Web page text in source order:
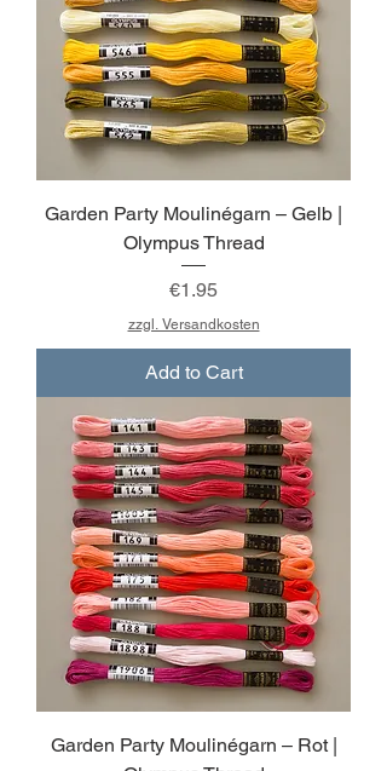
Garden Party Moulinégarn – Gelb |
Olympus Thread
Price
€1.95
zzgl. Versandkosten
Add to Cart
Garden Party Moulinégarn – Rot |